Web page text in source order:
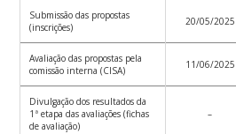
Submissão das propostas
(inscrições)
20/05/2025
Avaliação das propostas pela
comissão interna (CISA)
11/06/2025
Divulgação dos resultados da
1ª etapa das avaliações (fichas
de avaliação)
–